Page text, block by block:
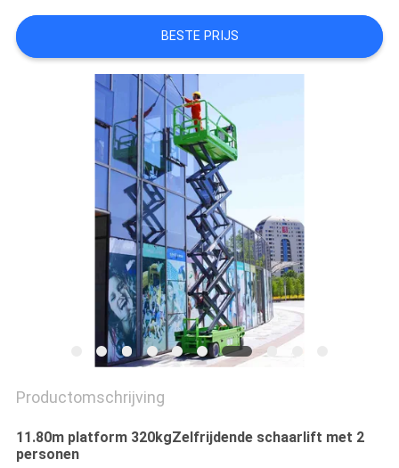
OFFERTE
SITEMAP
PRIVACYBELEID
BESTE PRIJS
Productomschrijving
11.80m platform 320kgZelfrijdende schaarlift met 2
personen